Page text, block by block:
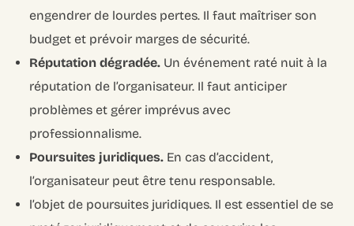
engendrer de lourdes pertes. Il faut maîtriser son
budget et prévoir marges de sécurité.
Réputation dégradée. Un événement raté nuit à la
réputation de l’organisateur. Il faut anticiper
problèmes et gérer imprévus avec
professionnalisme.
Poursuites juridiques. En cas d’accident,
l’organisateur peut être tenu responsable.
l’objet de poursuites juridiques. Il est essentiel de se